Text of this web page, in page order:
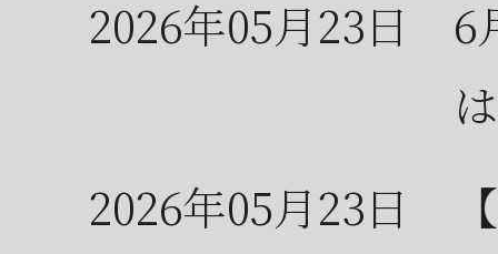
2026年05月23日
6
2026年05月23日